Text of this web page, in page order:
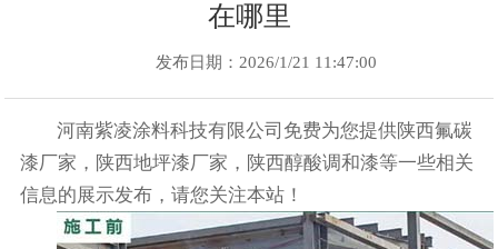
在哪里
发布日期：2026/1/21 11:47:00
河南紫凌涂料科技有限公司免费为您提供陕西氟碳
漆厂家 ，陕西地坪漆厂家，陕西醇酸调和漆等一些相关
信息的展示发布，请您关注本站！